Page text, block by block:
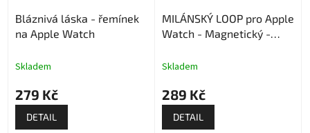
Bláznivá láska - řemínek
na Apple Watch
Skladem
279 Kč
DETAIL
MILÁNSKÝ LOOP pro Apple
Watch - Magnetický -
Skladem
289 Kč
DETAIL